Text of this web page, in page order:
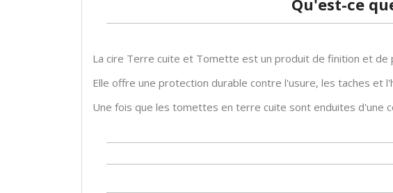
Qu'est-ce
La cire Terre cuite et Tomette est un produit de finition et
Elle offre une protection durable contre l'usure, les taches et
Une fois que les tomettes en terre cuite sont enduites d'une